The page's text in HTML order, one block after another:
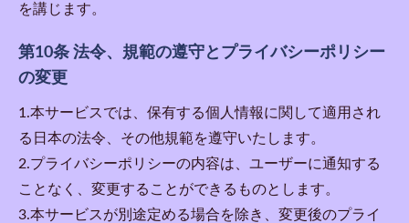
を講じます。
第10条 法令、規範の遵守とプライバシーポリシー
の変更
1.本サービスでは、保有する個人情報に関して適用され
る日本の法令、その他規範を遵守いたします。
2.プライバシーポリシーの内容は、ユーザーに通知する
ことなく、変更することができるものとします。
3.本サービスが別途定める場合を除き、変更後のプライ